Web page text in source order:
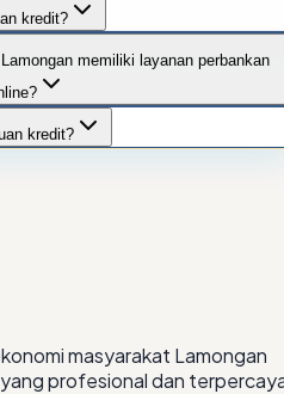
kredit?
memiliki layanan perbankan
kredit?
masyarakat Lamongan
profesional dan